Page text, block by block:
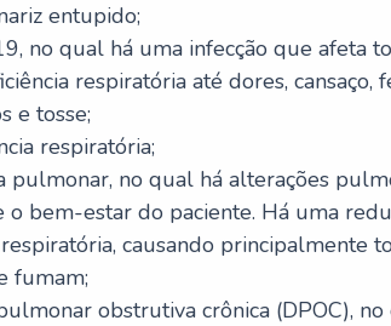
entupido;
no qual há uma infecção que afeta
respiratória até dores, cansaço,
e tosse;
respiratória;
pulmonar, no qual há alterações
o bem-estar do paciente. Há uma
causando principalmente
fumam;
obstrutiva crônica (DPOC),